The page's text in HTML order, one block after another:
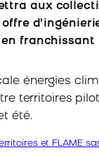
aux
franchissant
énergies
territoires
été.
et FLAME